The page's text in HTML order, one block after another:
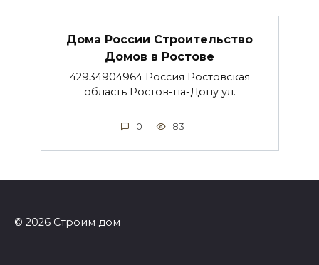
Дома России Строительство
Домов в Ростове
42934904964 Россия Ростовская
область Ростов-на-Дону ул.
0 83
© 2026 Строим дом